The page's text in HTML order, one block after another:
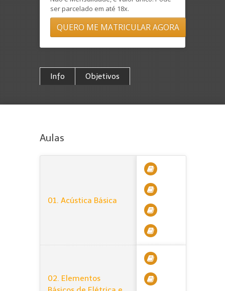
ser parcelado em até 18x.
QUERO ME MATRICULAR AGORA
Info Objetivos
Aulas
01. Acústica Básica
02. Elementos